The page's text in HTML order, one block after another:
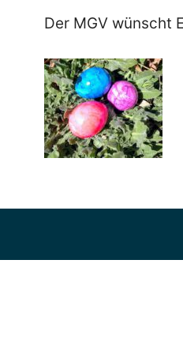
Der MGV wünscht